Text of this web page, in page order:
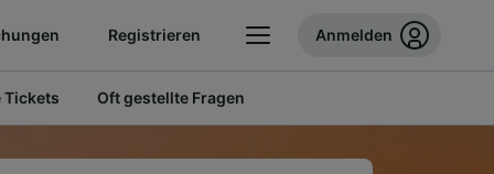
Registrieren Anmelden
Tickets Oft gestellte Fragen